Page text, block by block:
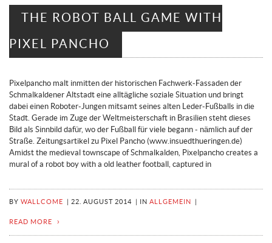
THE ROBOT BALL GAME WITH
PIXEL PANCHO
Pixelpancho malt inmitten der historischen Fachwerk-Fassaden der
Schmalkaldener Altstadt eine alltägliche soziale Situation und bringt
dabei einen Roboter-Jungen mitsamt seines alten Leder-Fußballs in die
Stadt. Gerade im Zuge der Weltmeisterschaft in Brasilien steht dieses
Bild als Sinnbild dafür, wo der Fußball für viele begann - nämlich auf der
Straße. Zeitungsartikel zu Pixel Pancho (www.insuedthueringen.de)
Amidst the medieval townscape of Schmalkalden, Pixelpancho creates a
mural of a robot boy with a old leather football, captured in
BY WALLCOME 22. AUGUST 2014 IN ALLGEMEIN
READ MORE